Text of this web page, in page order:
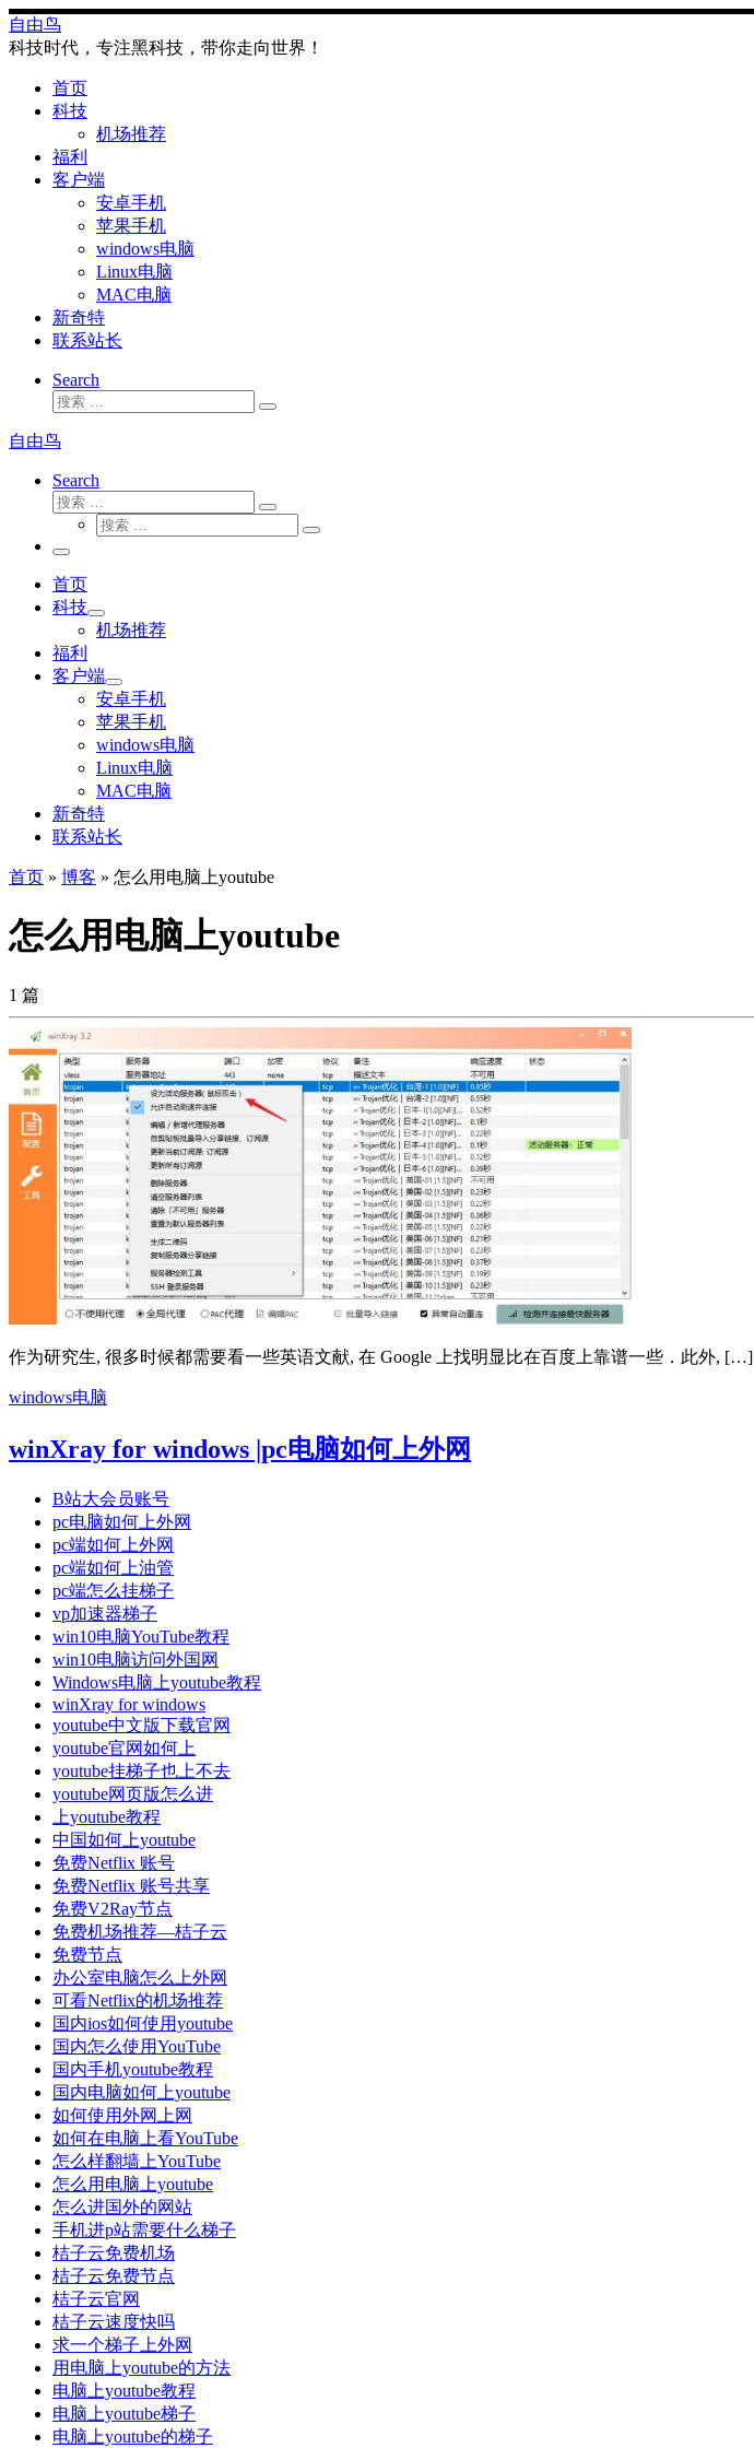
Skip
to
content
自由鸟
科技时代，专注黑科技，带你走向世界！
首页
科技
机场推荐
福利
客户端
安卓手机
苹果手机
windows电脑
Linux电脑
MAC电脑
新奇特
联系站长
Search
搜
搜
自由鸟
Search
搜
搜
索
搜
搜
主
菜
单
首页
科技
机场推荐
福利
客户端
安卓手机
苹果手机
windows电脑
Linux电脑
MAC电脑
新奇特
联系站长
首页 » 博客 » 怎么用电脑上youtube
怎么用电脑上youtube
1 篇
作为研究生, 很多时候都需要看一些英语文献, 在 Google 上找明显比在百度上靠谱一些．此外, […]
windows电脑
winXray for windows |pc电脑如何上外网
B站大会员账号
pc电脑如何上外网
pc端如何上外网
pc端如何上油管
pc端怎么挂梯子
vp加速器梯子
win10电脑YouTube教程
win10电脑访问外国网
Windows电脑上youtube教程
winXray for windows
youtube中文版下载官网
youtube官网如何上
youtube挂梯子也上不去
youtube网页版怎么进
上youtube教程
中国如何上youtube
免费Netflix 账号
免费Netflix 账号共享
免费V2Ray节点
免费机场推荐—桔子云
免费节点
办公室电脑怎么上外网
可看Netflix的机场推荐
国内ios如何使用youtube
国内怎么使用YouTube
国内手机youtube教程
国内电脑如何上youtube
如何使用外网上网
如何在电脑上看YouTube
怎么样翻墙上YouTube
怎么用电脑上youtube
怎么进国外的网站
手机进p站需要什么梯子
桔子云免费机场
桔子云免费节点
桔子云官网
桔子云速度快吗
求一个梯子上外网
用电脑上youtube的方法
电脑上youtube教程
电脑上youtube梯子
电脑上youtube的梯子